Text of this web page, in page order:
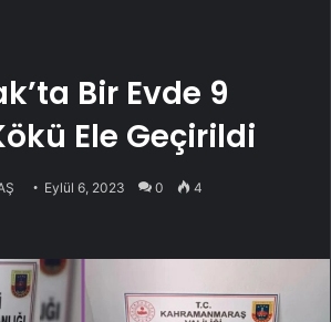
Bir Evde 9
Ele Geçirildi
Eylül 6, 2023 0 4